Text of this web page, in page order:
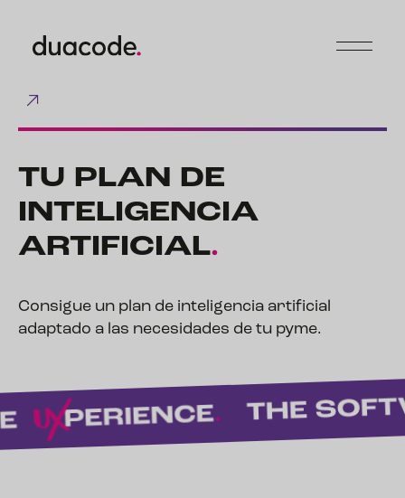
TU PLAN DE
INTELIGENCIA
ARTIFICIAL.
Consigue un plan de inteligencia artificial
adaptado a las necesidades de tu pyme.